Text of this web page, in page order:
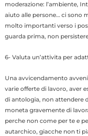
moderazione: l’ambiente,
aiuto alle persone… ci sono
molto importanti verso i
guarda prima, non
6- Valuta un’attivita per
Una avvicendamento
varie offerte di lavoro, aver
di antologia, non attendere
moneta gravemente di
perche non come per te e
autarchico, giacche non ti